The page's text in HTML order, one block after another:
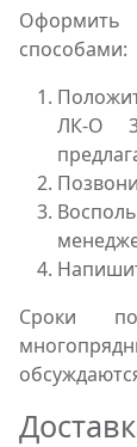
способами:
ЛК-О
Сроки